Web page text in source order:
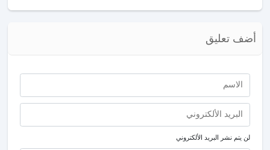
أضف تعليق
لن يتم نشر البريد الألكتروني